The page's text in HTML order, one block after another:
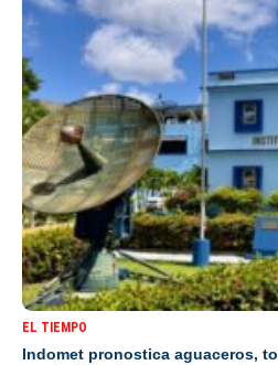
EL TIEMPO
Indomet pronostica aguaceros,